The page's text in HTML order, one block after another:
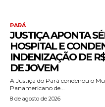
PARÁ
JUSTIÇA APONTA
HOSPITAL E
INDENIZAÇÃO DE
DE JOVEM
A Justiça do Pará condenou o
Panamericano de...
8 de agosto de 2026